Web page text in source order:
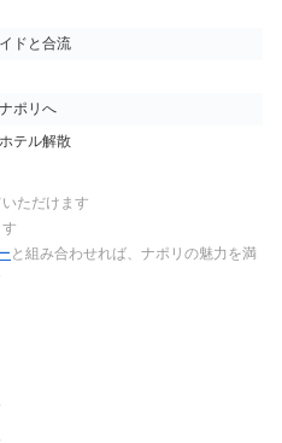
ドと合流
ポリへ
テル解散
ただけます
と組み合わせれば、ナポリの魅力を満